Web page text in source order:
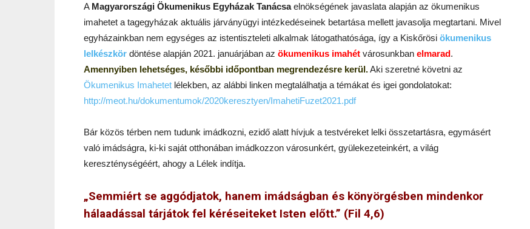
A Magyarországi Ökumenikus Egyházak Tanácsaelnökségének javaslata alapján az ökumenikus
imahetet a tagegyházak aktuális járványügyi intézkedéseinek betartása mellett javasolja megtartani. Mivel
egyházainkban nem egységes az istentiszteleti alkalmak látogathatósága, így a Kiskőrösi ökumenikus
lelkészkör döntése alapján 2021. januárjában az ökumenikus imahét városunkban elmarad.
Amennyiben lehetséges, későbbi időpontban megrendezésre kerül.Aki szeretné követni az
Ökumenikus Imahetet lélekben, az alábbi linken megtalálhatja a témákat és igei gondolatokat:
http://meot.hu/dokumentumok/2020keresztyen/ImahetiFuzet2021.pdf
Bár közös térben nem tudunk imádkozni, ezidő alatt hívjuk a testvéreket lelki összetartásra, egymásért
való imádságra, ki-ki saját otthonában imádkozzon városunkért, gyülekezeteinkért, a világ
kereszténységéért, ahogy a Lélek indítja.
„Semmiért se aggódjatok, hanem imádságban és könyörgésben mindenkor
hálaadással tárjátok fel kéréseiteket Isten előtt.” (Fil 4,6)